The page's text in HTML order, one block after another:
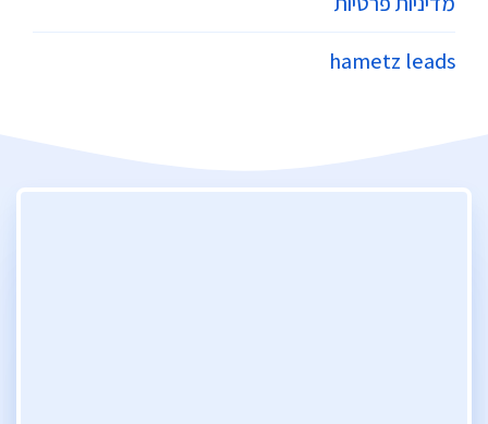
hametz leads